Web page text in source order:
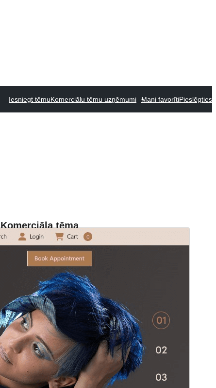
Iesniegt tēmuKomerciālu tēmu uzņēmumi Mani favorītiPieslēgties
Komerciāla tēma
Šī tēma ir bezmaksas, taču piedāvā maksas
jauninājumus, papildinājumus vai atbalstu.
Lejupielādēt
Versija
Pēdējoreiz atjaunināts
5 augusts, 2026
Aktīvas instalācijas
30+
WordPress versija
PHP versija
5.6
Tēmas sākumlapa